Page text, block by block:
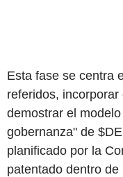
Esta fase se centra
referidos,
demostrar el
gobernanza" de
planificado por la
patentado dentro